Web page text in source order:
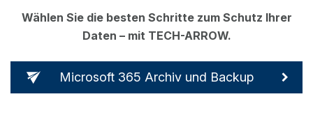
Wählen Sie die besten Schritte zum Schutz Ihrer
Daten – mit TECH-ARROW.
Microsoft 365 Archiv und Backup